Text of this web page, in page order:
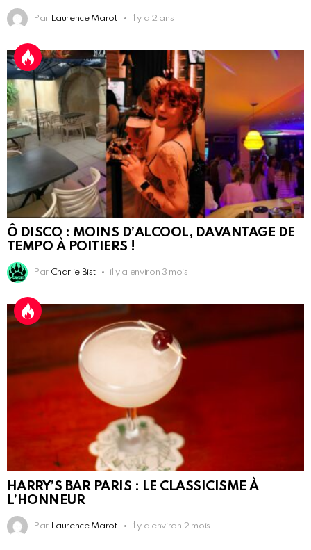
Par Laurence Marot il y a 2 ans
Ô DISCO : MOINS D’ALCOOL, DAVANTAGE DE
TEMPO À POITIERS !
Par Charlie Bist il y a environ 3 mois
HARRY’S BAR PARIS : LE CLASSICISME À
L’HONNEUR
Par Laurence Marot il y a environ 2 mois